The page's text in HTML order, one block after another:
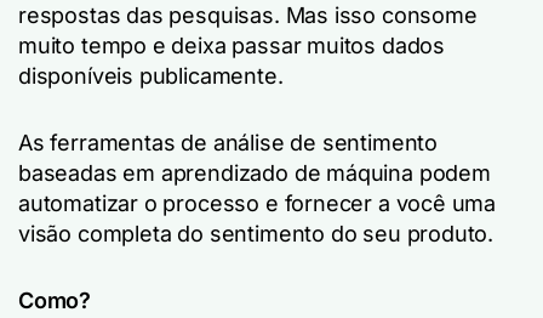
respostas das pesquisas. Mas isso consome
muito tempo e deixa passar muitos dados
disponíveis publicamente.
As ferramentas de análise de sentimento
baseadas em aprendizado de máquina podem
automatizar o processo e fornecer a você uma
visão completa do sentimento do seu produto.
Como?